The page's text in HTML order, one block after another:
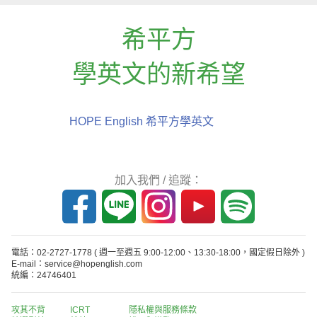
希平方
學英文的新希望
HOPE English 希平方學英文
加入我們 / 追蹤：
電話：02-2727-1778 ( 週一至週五 9:00-12:00、13:30-18:00，國定假日除外 )
E-mail：service@hopenglish.com
統編：24746401
攻其不背
ICRT
隱私權與服務條款